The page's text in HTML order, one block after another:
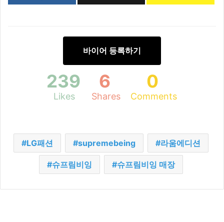
바이어 등록하기
239
Likes
6
Shares
0
Comments
LG패션 supremebeing 라움에디션
슈프림비잉 슈프림비잉 매장